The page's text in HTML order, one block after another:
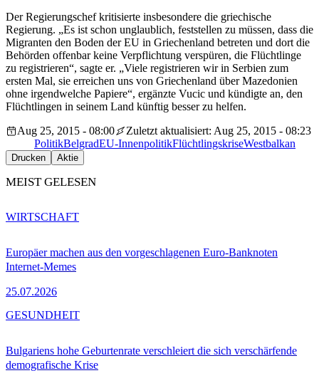
Der Regierungschef kritisierte insbesondere die griechische
Regierung. „Es ist schon unglaublich, feststellen zu müssen, dass die
Migranten den Boden der EU in Griechenland betreten und dort die
Behörden offenbar keine Verpflichtung verspüren, die Flüchtlinge
zu registrieren“, sagte er. „Viele registrieren wir in Serbien zum
ersten Mal, sie erreichen uns von Griechenland über Mazedonien
ohne irgendwelche Papiere“, ergänzte Vucic und kündigte an, den
Flüchtlingen in seinem Land künftig besser zu helfen.
Aug 25, 2015 - 08:00
Zuletzt aktualisiert: Aug 25, 2015 - 08:23
PolitikBelgradEU-InnenpolitikFlüchtlingskriseWestbalkan
Drucken Aktie
MEIST GELESEN
Europäer machen aus den vorgeschlagenen Euro-Banknoten
Internet-Memes
25.07.2026
WIRTSCHAFT
Bulgariens hohe Geburtenrate verschleiert die sich verschärfende
demografische Krise
GESUNDHEIT